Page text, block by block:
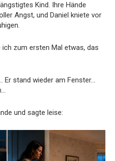
Kind. Ihre Hände
Angst, und Daniel kniete vor
zum ersten Mal etwas, das
stand wieder am Fenster…
und sagte leise: